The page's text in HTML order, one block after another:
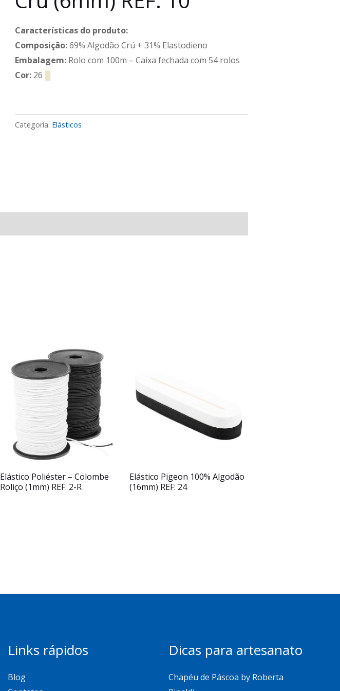
Características do produto:
Composição:69% Algodão Crú + 31% Elastodieno
Embalagem: Rolo com 100m – Caixa fechada com 54 rolos
Cor: 26
Categoria: Elásticos
Elástico Poliéster – Colombe
Roliço (1mm) REF: 2-R
Elástico Pigeon 100% Algodão
(16mm) REF: 24
Links rápidos
Blog
Dicas para artesanato
Chapéu de Páscoa by Roberta